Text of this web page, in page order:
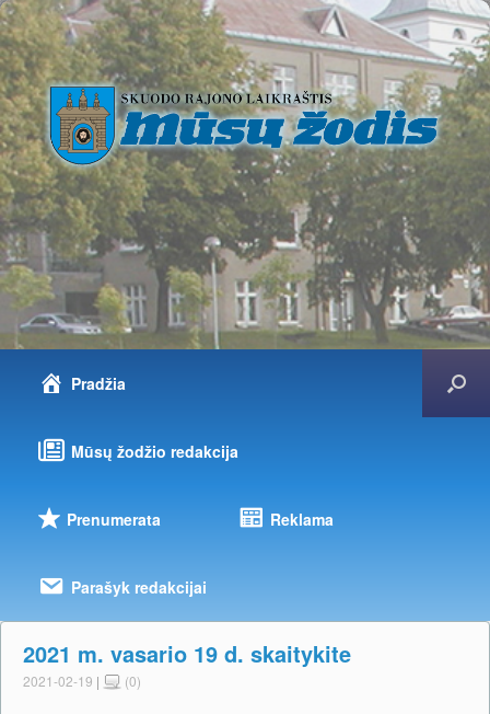
Pradžia
Mūsų žodžio redakcija
Prenumerata Reklama
Parašyk redakcijai
2021 m. vasario 19 d. skaitykite
2021-02-19 | (0)